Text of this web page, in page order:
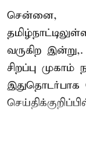
சென்னை,
வருகிற
சிறப்பு
இதுதொடர்பாக